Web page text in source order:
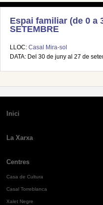
Espai familiar (de 0 a
SETEMBRE
LLOC: Casal Mira-sol
DATA: Del 30 de juny al 27 de
Inici
La Xarxa
Centres
Casa de Cultura
Casal Torreblanca
Xalet Negre